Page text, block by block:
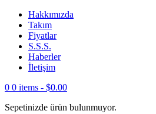
Hakkımızda
Takım
Fiyatlar
S.S.S.
Haberler
İletişim
0 0 items - $0.00
Sepetinizde ürün bulunmuyor.